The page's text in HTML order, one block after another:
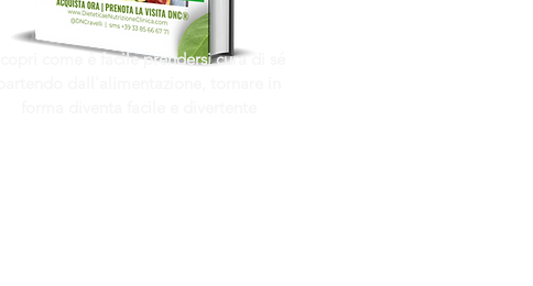
Scopri come è facile prendersi cura di sé